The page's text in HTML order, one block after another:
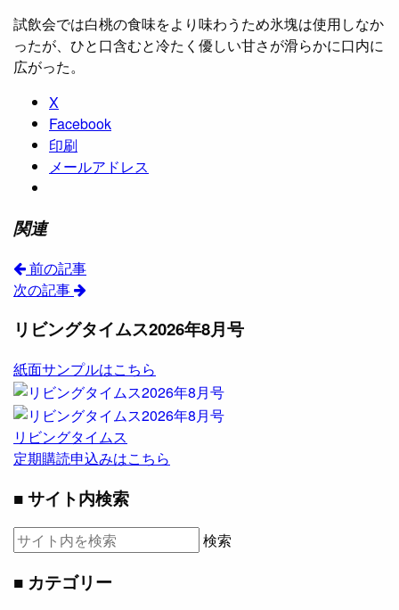
試飲会では白桃の食味をより味わうため氷塊は使用しなか
ったが、ひと口含むと冷たく優しい甘さが滑らかに口内に
広がった。
X
Facebook
印刷
メールアドレス
関連
前の記事
次の記事
リビングタイムス2026年8月号
紙面サンプルはこちら
リビングタイムス
定期購読申込みはこちら
■ サイト内検索
検索
■ カテゴリー